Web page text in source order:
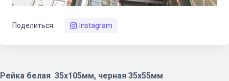
Поделиться: Instagram
Рейка белая 35х105мм, черная 35х55мм